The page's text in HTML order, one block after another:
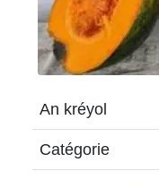
An kréyol
Catégorie